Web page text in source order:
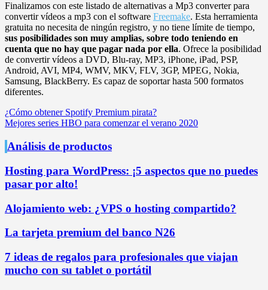
Finalizamos con este listado de alternativas a Mp3 converter para
convertir vídeos a mp3 con el software Freemake. Esta herramienta
gratuita no necesita de ningún registro, y no tiene límite de tiempo,
sus posibilidades son muy amplias, sobre todo teniendo en
cuenta que no hay que pagar nada por ella. Ofrece la posibilidad
de convertir vídeos a DVD, Blu-ray, MP3, iPhone, iPad, PSP,
Android, AVI, MP4, WMV, MKV, FLV, 3GP, MPEG, Nokia,
Samsung, BlackBerry. Es capaz de soportar hasta 500 formatos
diferentes.
Navegación
de
entradas
¿Cómo obtener Spotify Premium pirata?
Mejores series HBO para comenzar el verano 2020
Análisis de productos
Hosting para WordPress: ¡5 aspectos que no puedes
pasar por alto!
Alojamiento web: ¿VPS o hosting compartido?
La tarjeta premium del banco N26
7 ideas de regalos para profesionales que viajan
mucho con su tablet o portátil